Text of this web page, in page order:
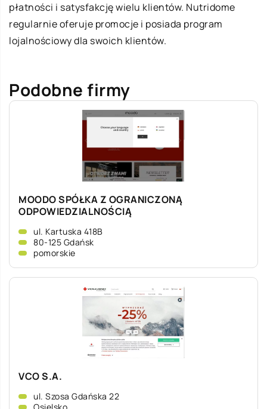
płatności i satysfakcję wielu klientów. Nutridome
regularnie oferuje promocje i posiada program
lojalnościowy dla swoich klientów.
Podobne firmy
MOODO SPÓŁKA Z OGRANICZONĄ
ODPOWIEDZIALNOŚCIĄ
ul. Kartuska 418B
80-125 Gdańsk
pomorskie
VCO S.A.
ul. Szosa Gdańska 22